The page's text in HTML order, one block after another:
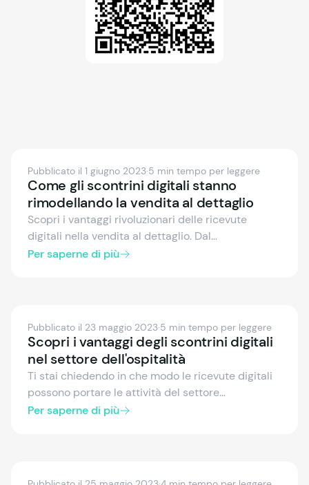
Pubblicato il 1 giugno 2023·5 min tempo per leggere
Come gli scontrini digitali stanno
rimodellando la vendita al dettaglio
Scopri i vantaggi rivoluzionari delle ricevute
digitali nella vendita al dettaglio. Dal
coinvolgimento migliorato dei clienti alla gestione
Per saperne di più
Pubblicato il 23 maggio 2023·5 min tempo per leggere
Scopri i vantaggi degli scontrini digitali
nel settore dell'ospitalità
Ti stai chiedendo in che modo le ricevute digitali
possono portare le attività del settore
dell'ospitalità a un livello superiore? In questo
Per saperne di più